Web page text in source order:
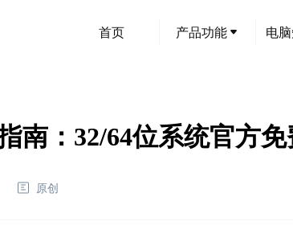
首页 产品功能 电
南：32/64位系统官方
原创